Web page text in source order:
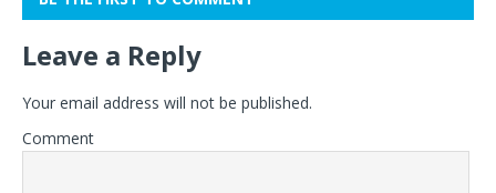
Leave a Reply
Your email address will not be published.
Comment